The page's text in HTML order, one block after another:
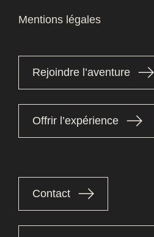
Mentions légales
Rejoindre l’aventure
Offrir l’expérience
Contact